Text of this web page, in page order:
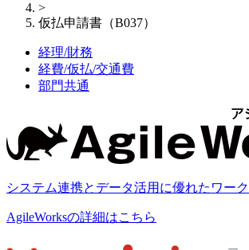
>
仮払申請書（B037）
経理/財務
経費/仮払/交通費
部門共通
システム連携とデータ活用に優れたワー
AgileWorksの詳細はこちら